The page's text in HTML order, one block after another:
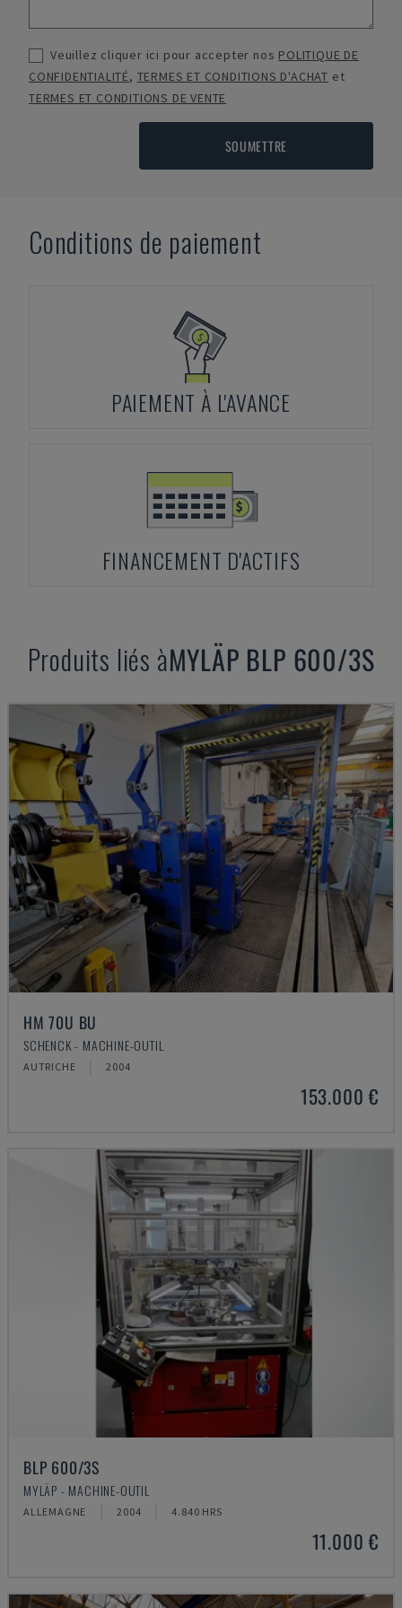
Veuillez cliquer ici pour accepter nos POLITIQUE DE
CONFIDENTIALITÉ, TERMES ET CONDITIONS D'ACHAT et
TERMES ET CONDITIONS DE VENTE
SOUMETTRE
Conditions de paiement
PAIEMENT À L'AVANCE
FINANCEMENT D'ACTIFS
Produits liés àMYLÄP BLP 600/3S
HM 70U BU
SCHENCK - MACHINE-OUTIL
AUTRICHE 2004
153.000 €
BLP 600/3S
MYLÄP - MACHINE-OUTIL
ALLEMAGNE 2004 4.840 HRS
11.000 €